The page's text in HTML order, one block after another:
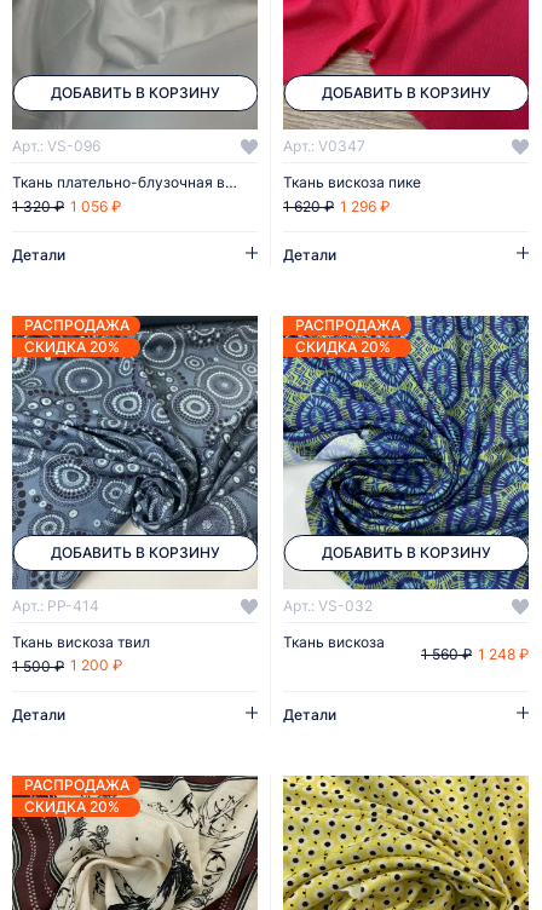
ДОБАВИТЬ В КОРЗИНУ
Арт.: VS-096
Ткань плательно-блузочная вискоза
1 056 ₽
1 320 ₽
Детали
ДОБАВИТЬ В КОРЗИНУ
Арт.: V0347
Ткань вискоза пике
1 296 ₽
1 620 ₽
Детали
ДОБАВИТЬ В КОРЗИНУ
РАСПРОДАЖА
СКИДКА 20%
Арт.: PP-414
Ткань вискоза твил
1 200 ₽
1 500 ₽
Детали
ДОБАВИТЬ В КОРЗИНУ
РАСПРОДАЖА
СКИДКА 20%
Арт.: VS-032
Ткань вискоза
1 248 ₽
1 560 ₽
Детали
РАСПРОДАЖА
СКИДКА 20%